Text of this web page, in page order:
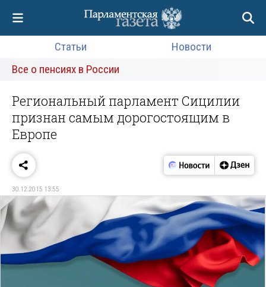
Статьи
Новости
Все о пенсиях в России
Региональный парламент Сицилии
признан самым дорогостоящим в
Европе
30.12.2015 13:55